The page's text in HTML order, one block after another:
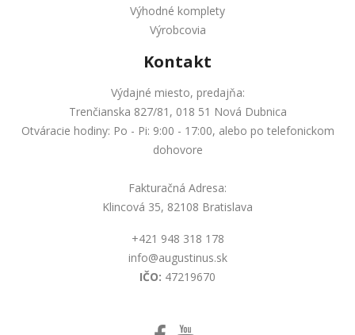
Výhodné komplety
Výrobcovia
Kontakt
Výdajné miesto, predajňa:
Trenčianska 827/81, 018 51 Nová Dubnica
Otváracie hodiny: Po - Pi: 9:00 - 17:00, alebo po telefonickom
dohovore
Fakturačná Adresa:
Klincová 35, 82108 Bratislava
+421 948 318 178
info@augustinus.sk
IČO: 47219670